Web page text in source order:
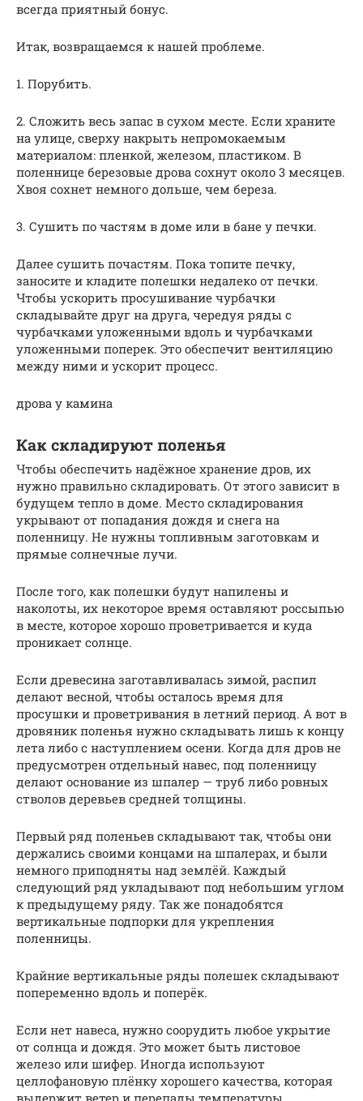
всегда приятный бонус.
Итак, возвращаемся к нашей проблеме.
1. Порубить.
2. Сложить весь запас в сухом месте. Если храните
на улице, сверху накрыть непромокаемым
материалом: пленкой, железом, пластиком. В
поленнице березовые дрова сохнут около 3 месяцев.
Хвоя сохнет немного дольше, чем береза.
3. Сушить по частям в доме или в бане у печки.
Далее сушить почастям. Пока топите печку,
заносите и кладите полешки недалеко от печки.
Чтобы ускорить просушивание чурбачки
складывайте друг на друга, чередуя ряды с
чурбачками уложенными вдоль и чурбачками
уложенными поперек. Это обеспечит вентиляцию
между ними и ускорит процесс.
дрова у камина
Как складируют поленья
Чтобы обеспечить надёжное хранение дров, их
нужно правильно складировать. От этого зависит в
будущем тепло в доме. Место складирования
укрывают от попадания дождя и снега на
поленницу. Не нужны топливным заготовкам и
прямые солнечные лучи.
После того, как полешки будут напилены и
наколоты, их некоторое время оставляют россыпью
в месте, которое хорошо проветривается и куда
проникает солнце.
Если древесина заготавливалась зимой, распил
делают весной, чтобы осталось время для
просушки и проветривания в летний период. А вот в
дровяник поленья нужно складывать лишь к концу
лета либо с наступлением осени. Когда для дров не
предусмотрен отдельный навес, под поленницу
делают основание из шпалер — труб либо ровных
стволов деревьев средней толщины.
Первый ряд поленьев складывают так, чтобы они
держались своими концами на шпалерах, и были
немного приподняты над землёй. Каждый
следующий ряд укладывают под небольшим углом
к предыдущему ряду. Так же понадобятся
вертикальные подпорки для укрепления
поленницы.
Крайние вертикальные ряды полешек складывают
попеременно вдоль и поперёк.
Если нет навеса, нужно соорудить любое укрытие
от солнца и дождя. Это может быть листовое
железо или шифер. Иногда используют
целлофановую плёнку хорошего качества, которая